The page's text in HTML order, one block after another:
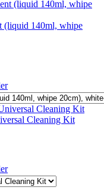
(liquid 140ml, whipe
Cleaning Kit